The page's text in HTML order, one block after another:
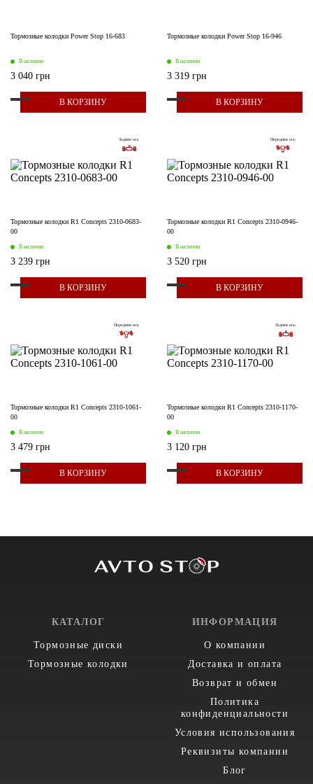
Тормозные колодки Power Stop 16-683
В наличии
3 040 грн
В КОРЗИНУ
Тормозные колодки Power Stop 16-946
В наличии
3 319 грн
В КОРЗИНУ
Задняя ось
Тормозные колодки R1 Concepts 2310-0683-
00
В наличии
3 239 грн
В КОРЗИНУ
Передняя ось
Тормозные колодки R1 Concepts 2310-0946-
00
В наличии
3 520 грн
В КОРЗИНУ
Передняя ось
Тормозные колодки R1 Concepts 2310-1061-
00
В наличии
3 479 грн
В КОРЗИНУ
Задняя ось
Тормозные колодки R1 Concepts 2310-1170-
00
В наличии
3 120 грн
В КОРЗИНУ
КАТАЛОГ
Тормозные диски
Тормозные колодки
ИНФОРМАЦИЯ
О компании
Доставка и оплата
Возврат и обмен
Политика
конфиденциальности
Условия использования
Реквизиты компании
Блог